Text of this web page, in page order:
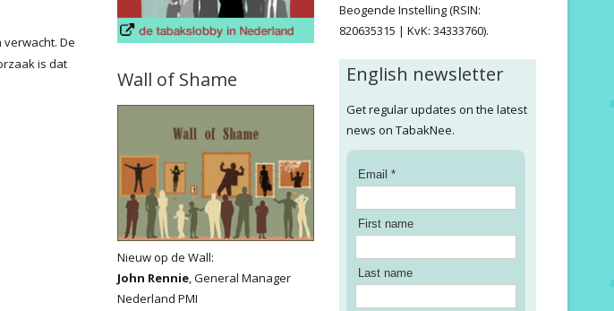
De
is dat
Wall of Shame
Nieuw op de Wall:
John Rennie, General Manager
Nederland PMI
Beogende Instelling (RSIN:
820635315 | KvK: 34333760).
English newsletter
Get regular updates on the latest
news on TabakNee.
Email *
First name
Last name